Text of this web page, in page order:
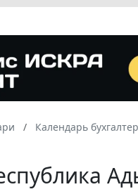
Календарь